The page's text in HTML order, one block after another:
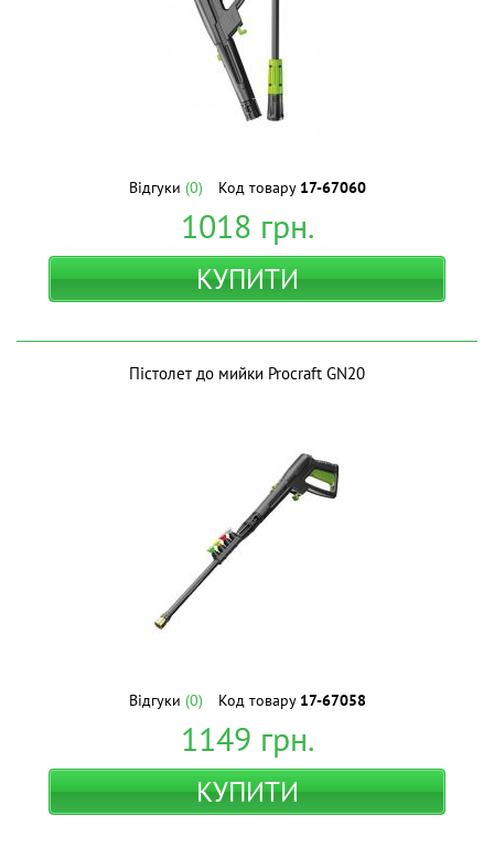
Відгуки (0) Код товару 17-67060
1018 грн.
КУПИТИ
Пістолет до мийки Procraft GN20
Відгуки (0) Код товару 17-67058
1149 грн.
КУПИТИ